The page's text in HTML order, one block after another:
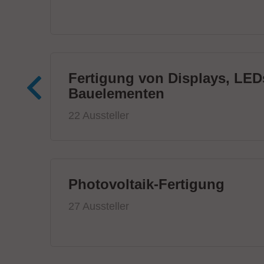
Fertigung von Displays,
Bauelementen
22 Aussteller
Photovoltaik-Fertigung
27 Aussteller